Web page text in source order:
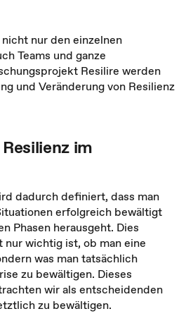
nur den einzelnen
Teams und ganze
Resilire werden
und Veränderung von Resilienz
im
dadurch definiert, dass man
erfolgreich bewältigt
Phasen herausgeht. Dies
wichtig ist, ob man eine
was man tatsächlich
zu bewältigen. Dieses
wir als entscheidenden
zu bewältigen.